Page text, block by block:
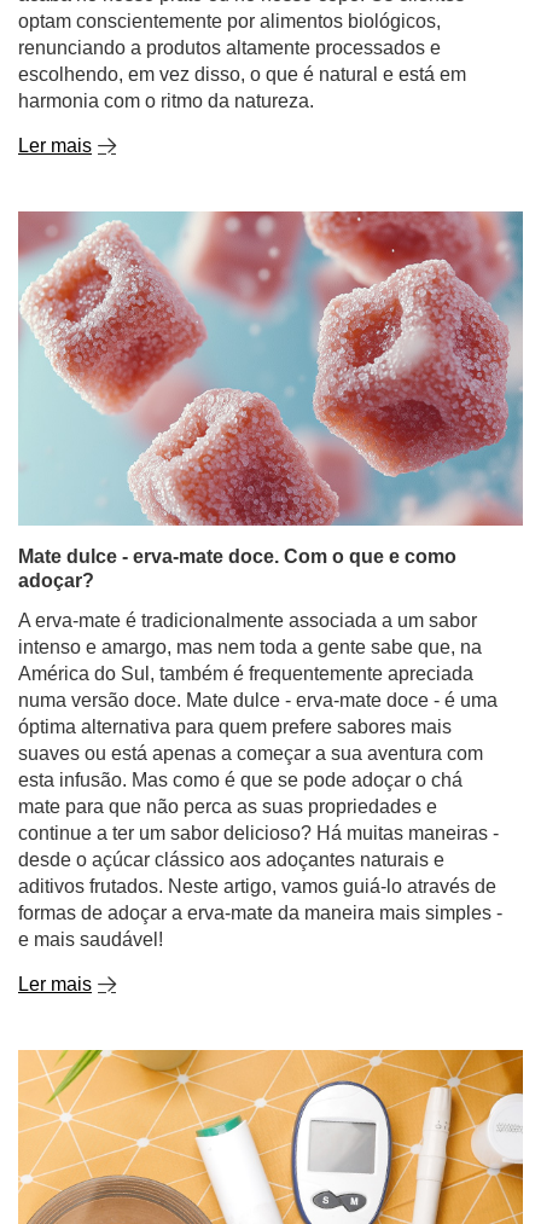
optam conscientemente por alimentos biológicos,
renunciando a produtos altamente processados e
escolhendo, em vez disso, o que é natural e está em
harmonia com o ritmo da natureza.
Ler mais
Mate dulce - erva-mate doce. Com o que e como
adoçar?
A erva-mate é tradicionalmente associada a um sabor
intenso e amargo, mas nem toda a gente sabe que, na
América do Sul, também é frequentemente apreciada
numa versão doce. Mate dulce - erva-mate doce - é uma
óptima alternativa para quem prefere sabores mais
suaves ou está apenas a começar a sua aventura com
esta infusão. Mas como é que se pode adoçar o chá
mate para que não perca as suas propriedades e
continue a ter um sabor delicioso? Há muitas maneiras -
desde o açúcar clássico aos adoçantes naturais e
aditivos frutados. Neste artigo, vamos guiá-lo através de
formas de adoçar a erva-mate da maneira mais simples -
e mais saudável!
Ler mais